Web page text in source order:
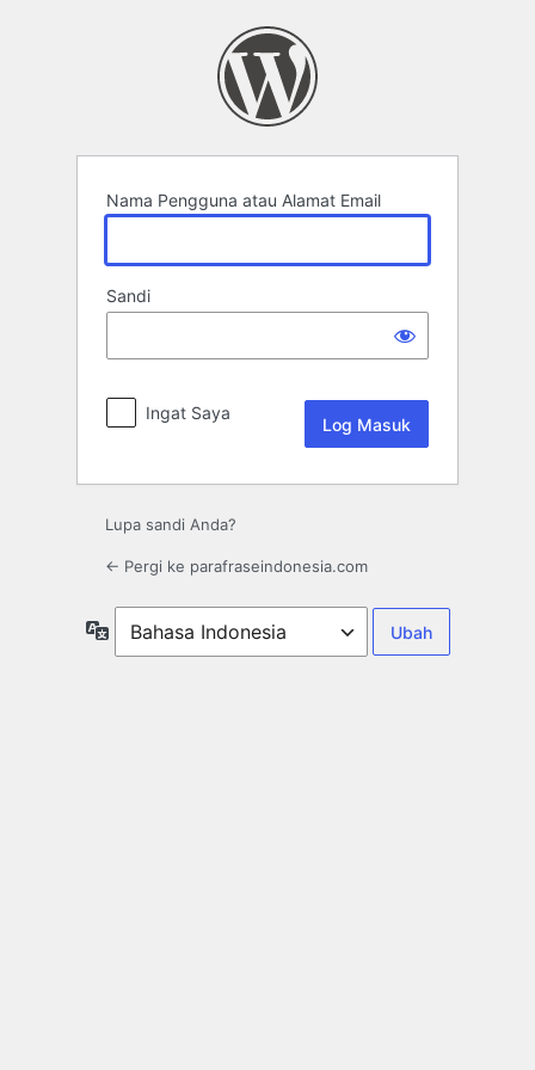
Nama Pengguna atau Alamat Email
Sandi
Ingat Saya
Lupa sandi Anda?
← Pergi ke parafraseindonesia.com
Bahasa